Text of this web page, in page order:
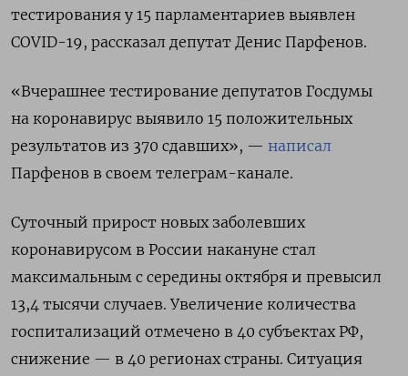
тестирования у 15 парламентариев выявлен
COVID-19, рассказал депутат Денис Парфенов.
«Вчерашнее тестирование депутатов Госдумы
на коронавирус выявило 15 положительных
результатов из 370 сдавших», — написал
Парфенов в своем телеграм-канале.
Суточный прирост новых заболевших
коронавирусом в России накануне стал
максимальным с середины октября и превысил
13,4 тысячи случаев. Увеличение количества
госпитализаций отмечено в 40 субъектах РФ,
снижение — в 40 регионах страны. Ситуация